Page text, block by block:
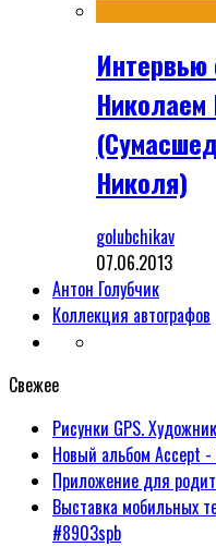
Интервью
Николаем
Николя)
golubchikav
07.06.2013
Антон Голубчик
Коллекция автографов
Свежее
Рисунки GPS.
Новый альбом Accept
Приложение для
Выставка мобильных
#8903spb